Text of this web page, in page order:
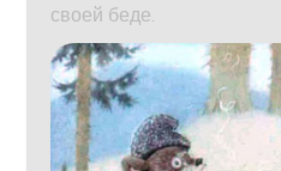
своей беде.